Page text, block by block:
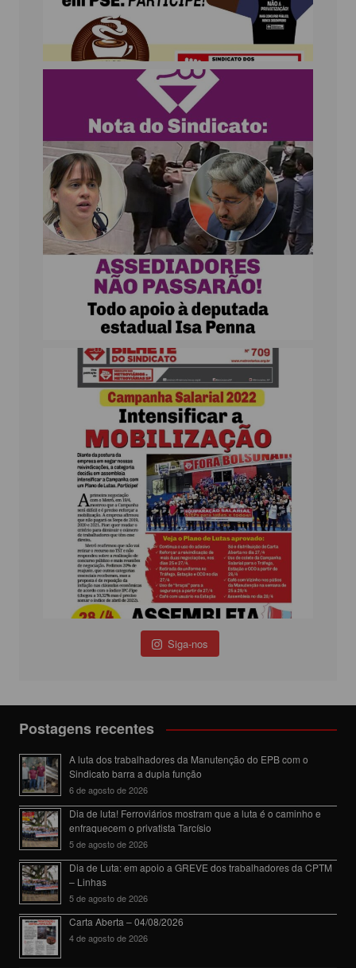
Siga-nos
Postagens recentes
A luta dos trabalhadores da Manutenção do EPB com o
Sindicato barra a dupla função
6 de agosto de 2026
Dia de luta! Ferroviários mostram que a luta é o caminho e
enfraquecem o privatista Tarcísio
5 de agosto de 2026
Dia de Luta: em apoio a GREVE dos trabalhadores da CPTM
– Linhas
5 de agosto de 2026
Carta Aberta – 04/08/2026
4 de agosto de 2026